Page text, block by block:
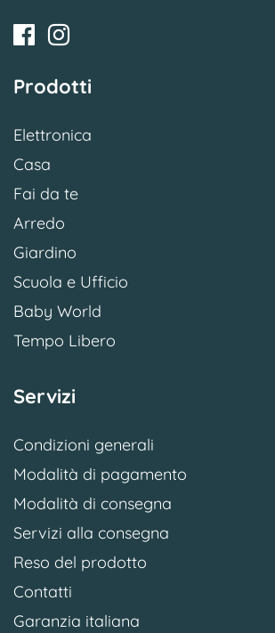
Prodotti
Elettronica
Casa
Fai da te
Arredo
Giardino
Scuola e Ufficio
Baby World
Tempo Libero
Servizi
Condizioni generali
Modalità di pagamento
Modalità di consegna
Servizi alla consegna
Reso del prodotto
Contatti
Garanzia italiana